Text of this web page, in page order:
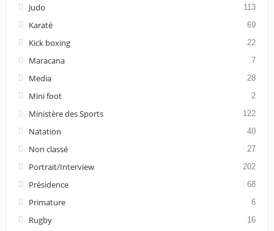
Judo 113
Karaté 69
Kick boxing 22
Maracana 7
Media 28
Mini foot 2
Ministère des Sports 122
Natation 40
Non classé 27
Portrait/Interview 202
Présidence 68
Primature 6
Rugby 16